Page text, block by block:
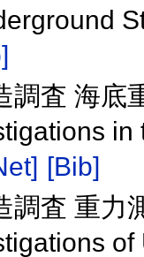
調査 海底
[Bib]
調査 重力